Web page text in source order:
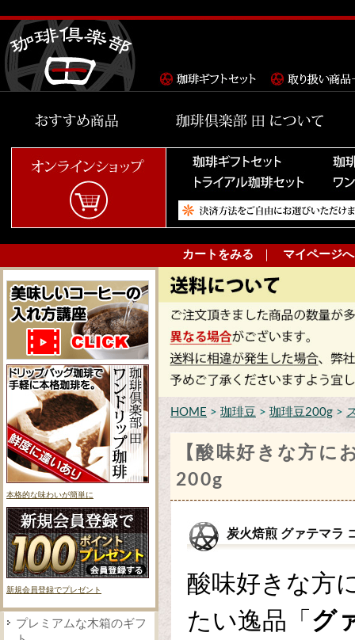
カートをみる マイページ
本格的な味わいが簡単に
新規会員登録でプレゼント
プレミアムな木箱のギフ
HOME > 珈琲豆 > 珈琲豆200g >
【酸味好きな方
200g
炭火焙煎 グァテマラ
酸味好きな方
たい逸品「 グ